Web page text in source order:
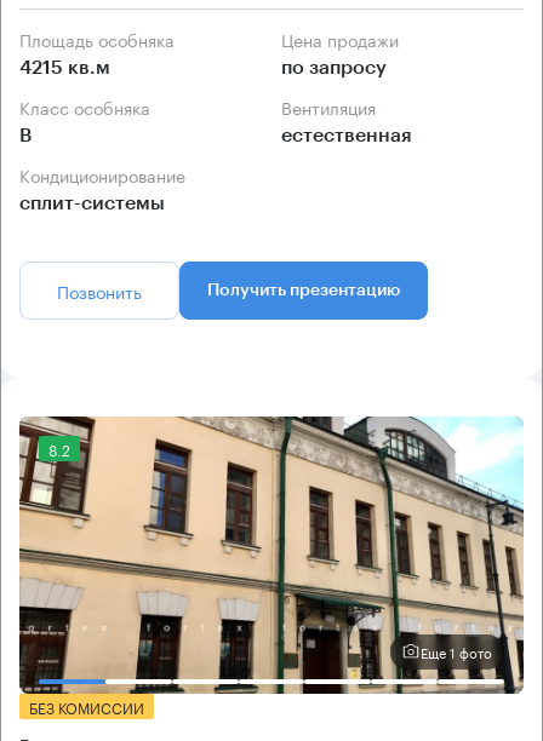
Площадь особняка
4215 кв.м
Цена продажи
по запросу
Класс особняка
B
Вентиляция
естественная
Кондиционирование
сплит-системы
Позвонить Получить презентацию
8.2
Еще 1 фото
БЕЗ КОМИССИИ